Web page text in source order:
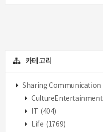
카테고리
Sharing Communication
CultureEntertainment
(404)
Life (1769)